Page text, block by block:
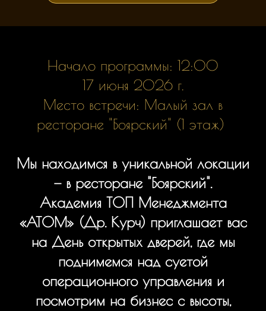
Начало программы: 12:00
17 июня 2026 г.
Место встречи: Малый зал в
ресторане "Боярский" (1 этаж)
Мы находимся в уникальной локации
— в ресторане "Боярский".
Академия ТОП Менеджмента
«АТОМ» (Др. Курч) приглашает вас
на День открытых дверей, где мы
поднимемся над суетой
операционного управления и
посмотрим на бизнес с высоты,